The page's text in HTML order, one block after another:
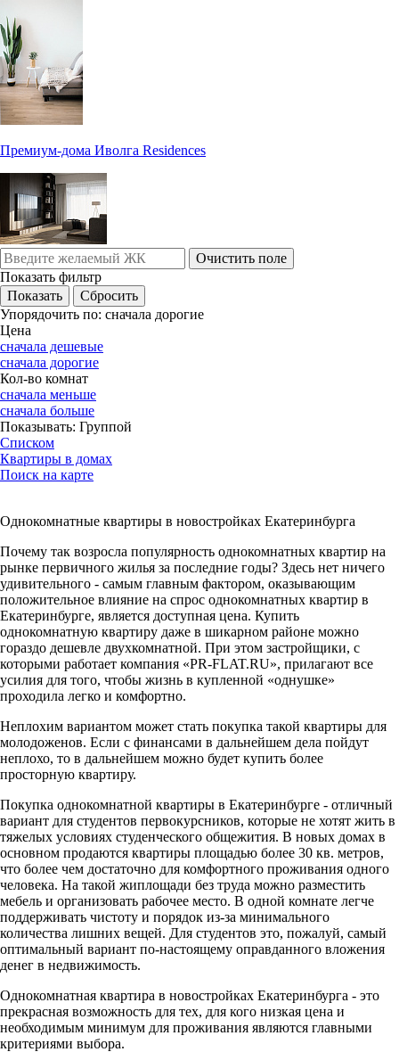
Премиум-дома Иволга Residences
Очистить поле
Показать фильтр
Упорядочить по: сначала дорогие
Цена
сначала дешевые
сначала дорогие
Кол-во комнат
сначала меньше
сначала больше
Показывать: Группой
Списком
Квартиры в домах
Поиск на карте
Однокомнатные квартиры в новостройках Екатеринбурга
Почему так возросла популярность однокомнатных квартир на
рынке первичного жилья за последние годы? Здесь нет ничего
удивительного - самым главным фактором, оказывающим
положительное влияние на спрос однокомнатных квартир в
Екатеринбурге, является доступная цена. Купить
однокомнатную квартиру даже в шикарном районе можно
гораздо дешевле двухкомнатной. При этом застройщики, с
которыми работает компания «PR-FLAT.RU», прилагают все
усилия для того, чтобы жизнь в купленной «однушке»
проходила легко и комфортно.
Неплохим вариантом может стать покупка такой квартиры для
молодоженов. Если с финансами в дальнейшем дела пойдут
неплохо, то в дальнейшем можно будет купить более
просторную квартиру.
Покупка однокомнатной квартиры в Екатеринбурге - отличный
вариант для студентов первокурсников, которые не хотят жить в
тяжелых условиях студенческого общежития. В новых домах в
основном продаются квартиры площадью более 30 кв. метров,
что более чем достаточно для комфортного проживания одного
человека. На такой жиплощади без труда можно разместить
мебель и организовать рабочее место. В одной комнате легче
поддерживать чистоту и порядок из-за минимального
количества лишних вещей. Для студентов это, пожалуй, самый
оптимальный вариант по-настоящему оправданного вложения
денег в недвижимость.
Однокомнатная квартира в новостройках Екатеринбурга - это
прекрасная возможность для тех, для кого низкая цена и
необходимым минимум для проживания являются главными
критериями выбора.